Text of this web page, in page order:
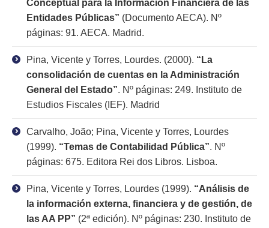
Conceptual para la Información Financiera de las
Entidades Públicas” (Documento AECA). Nº
páginas: 91. AECA. Madrid.
Pina, Vicente y Torres, Lourdes. (2000). “La
consolidación de cuentas en la Administración
General del Estado”. Nº páginas: 249. Instituto de
Estudios Fiscales (IEF). Madrid
Carvalho, João; Pina, Vicente y Torres, Lourdes
(1999). “Temas de Contabilidad Pública”. Nº
páginas: 675. Editora Rei dos Libros. Lisboa.
Pina, Vicente y Torres, Lourdes (1999). “Análisis de
la información externa, financiera y de gestión, de
las AA PP” (2ª edición). Nº páginas: 230. Instituto de